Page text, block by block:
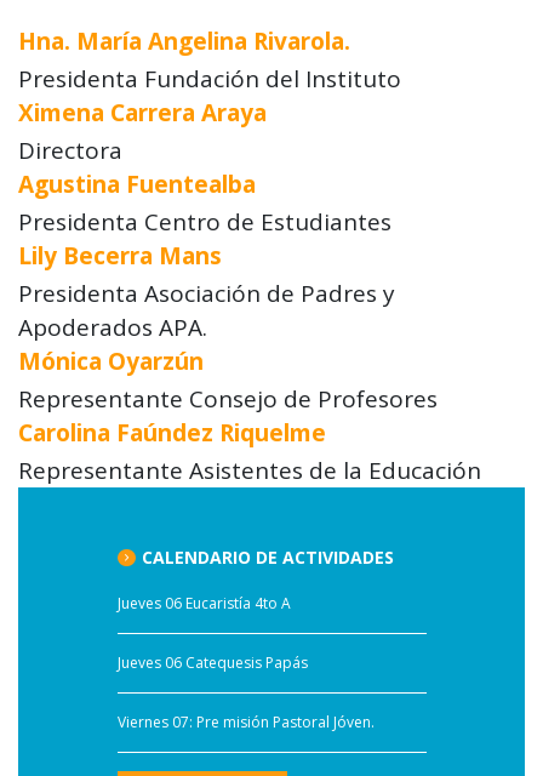
Hna. María Angelina Rivarola.
Presidenta Fundación del Instituto
Ximena Carrera Araya
Directora
Agustina Fuentealba
Presidenta Centro de Estudiantes
Lily Becerra Mans
Presidenta Asociación de Padres y
Apoderados APA.
Mónica Oyarzún
Representante Consejo de Profesores
Carolina Faúndez Riquelme
Representante Asistentes de la Educación
CALENDARIO DE ACTIVIDADES
Jueves 06 Eucaristía 4to A
Jueves 06 Catequesis Papás
Viernes 07: Pre misión Pastoral Jóven.